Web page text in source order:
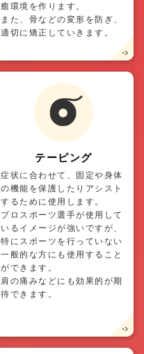
癒環境を作ります。
また、骨などの変形を防ぎ、
適切に矯正していきます。
テーピング
症状に合わせて、固定や身体
の機能を保護したりアシスト
するために使用します。
プロスポーツ選手が使用して
いるイメージが強いですが、
特にスポーツを行っていない
一般的な方にも使用すること
ができます。
肩の痛みなどにも効果的が期
待できます。